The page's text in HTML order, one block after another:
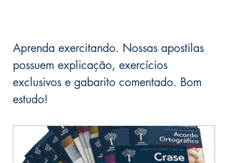
Aprenda exercitando. Nossas apostilas
possuem explicação, exercícios
exclusivos e gabarito comentado. Bom
estudo!